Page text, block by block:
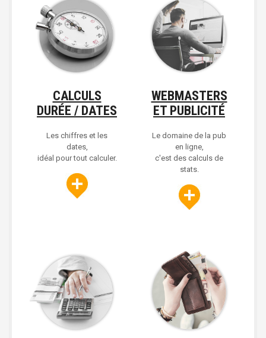
CALCULS
DURÉE / DATES
Les chiffres et les
dates,
idéal pour tout calculer.
WEBMASTERS
ET PUBLICITÉ
Le domaine de la pub
en ligne,
c'est des calculs de
stats.